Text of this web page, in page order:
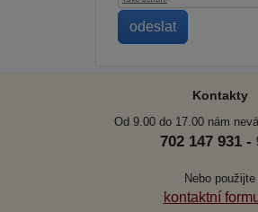
Kontakty
Od 9.00 do 17.00 nám
702 147 931 -
Nebo použijte
kontaktní